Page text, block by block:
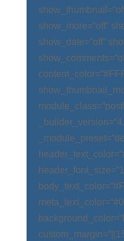
show_more=“off“
show_date=“off“